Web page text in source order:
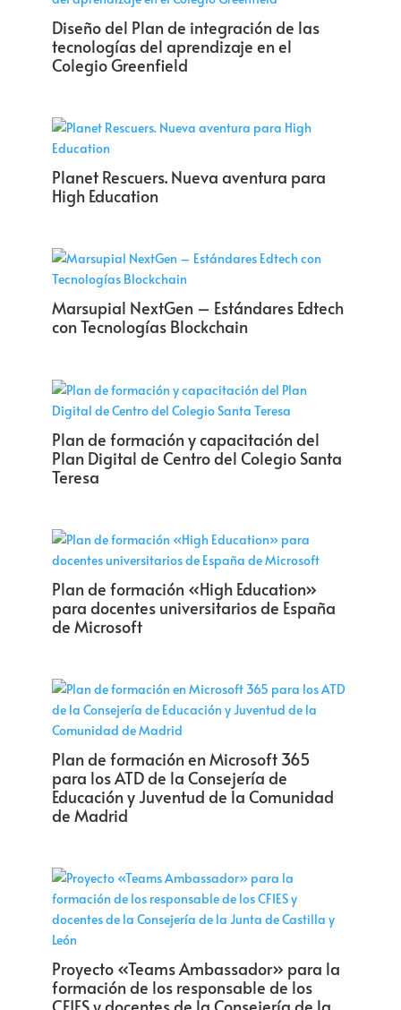
Diseño del Plan de integración de las
tecnologías del aprendizaje en el
Colegio Greenfield
Planet Rescuers. Nueva aventura para
High Education
Marsupial NextGen – Estándares Edtech
con Tecnologías Blockchain
Plan de formación y capacitación del
Plan Digital de Centro del Colegio Santa
Teresa
Plan de formación «High Education»
para docentes universitarios de España
de Microsoft
Plan de formación en Microsoft 365
para los ATD de la Consejería de
Educación y Juventud de la Comunidad
de Madrid
Proyecto «Teams Ambassador» para la
formación de los responsable de los